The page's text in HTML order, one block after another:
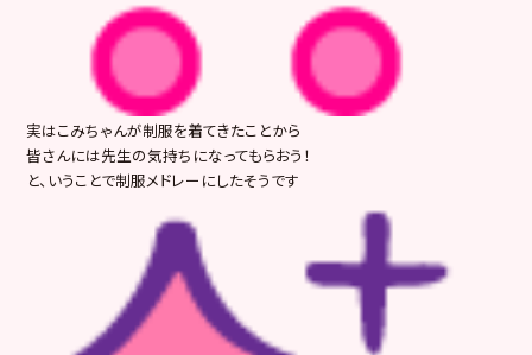
実はこみちゃんが制服を着てきたことから
皆さんには先生の気持ちになってもらおう！
と、いうことで制服メドレーにしたそうです